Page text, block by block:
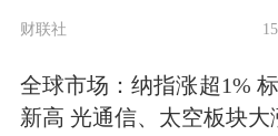
至2025年4月，稳定
过了2200亿美元，
财联社
全球市场：纳指涨超1%
新高 光通信、太空板块大